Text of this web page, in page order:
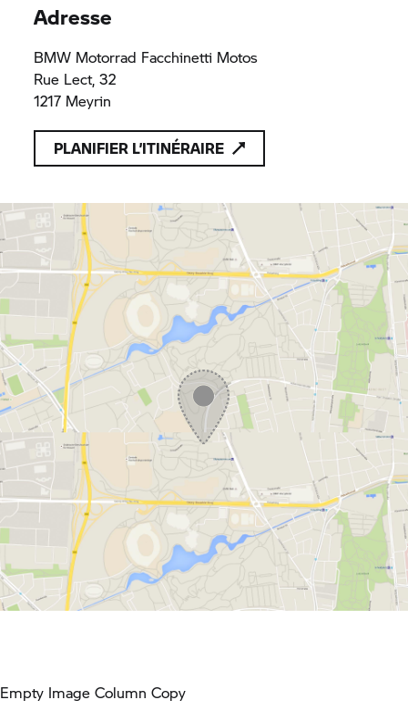
Adresse
BMW Motorrad Facchinetti Motos
Rue Lect, 32
1217 Meyrin
PLANIFIER L’ITINÉRAIRE
Empty Image Column Copy